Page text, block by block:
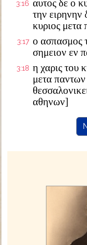
3:16 αυτος δε ο
την ειρηνην
κυριος
3:17 ο ασπασμος
σημειον εν
3:18 η χαρις του
μετα
αθηνων]